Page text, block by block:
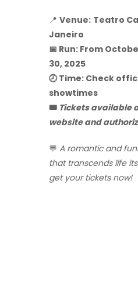
📍 Venue: Teatro
Janeiro
📅 Run: From
30, 2025
🕗 Time: Check
showtimes
🎟️ Tickets available
website and
💬 A romantic and
that transcends life
get your tickets now!